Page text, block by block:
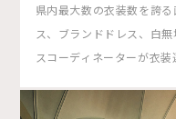
県内最大数の衣装数を誇
ス、ブランドドレス、白
スコーディネーターが衣装